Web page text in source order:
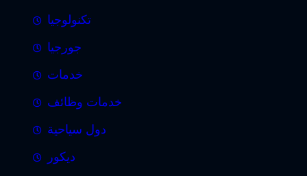
تكنولوجيا
جورجيا
خدمات
خدمات وظائف
دول سياحية
ديكور